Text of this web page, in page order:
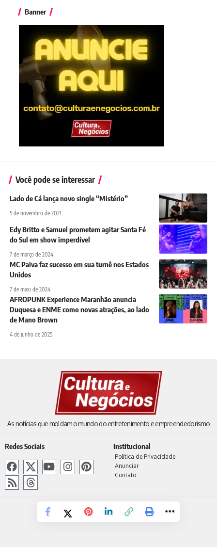
Banner
Você pode se interessar
Lado de Cá lança novo single “Mistério”
5 de novembro de 2021
Edy Britto e Samuel prometem agitar Santa Fé
do Sul em show imperdível
7 de março de 2024
MC Paiva faz sucesso em sua turnê nos Estados
Unidos
7 de maio de 2024
AFROPUNK Experience Maranhão anuncia
Duquesa e ENME como novas atrações, ao lado
de Mano Brown
4 de junho de 2025
As notícias que moldam o mundo do entretenimento e empreendedorismo
Redes Sociais Institucional
Política de Privacidade
Anunciar
Contato